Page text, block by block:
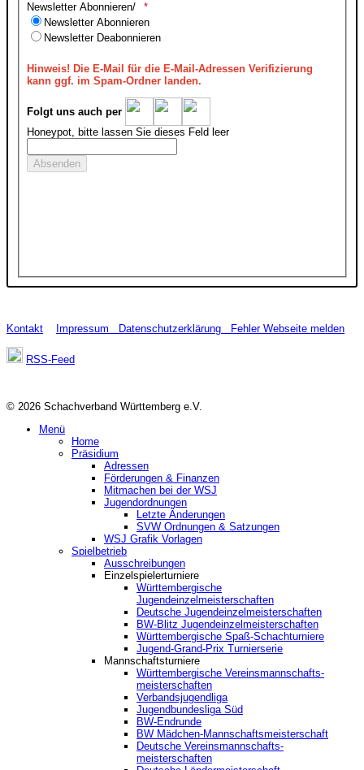
Newsletter Abonnieren/
Newsletter Abonnieren
Newsletter Deabonnieren
Hinweis! Die E-Mail für die E-Mail-Adressen Verifizierung
kann ggf. im Spam-Ordner landen.
Folgt uns auch per
Honeypot, bitte lassen Sie dieses Feld leer
Kontakt Impressum Datenschutzerklärung Fehler Webseite melden
RSS-Feed
© 2026 Schachverband Württemberg e.V.
Menü
Home
Präsidium
Adressen
Förderungen & Finanzen
Mitmachen bei der WSJ
Jugendordnungen
Letzte Änderungen
SVW Ordnungen & Satzungen
WSJ Grafik Vorlagen
Spielbetrieb
Ausschreibungen
Einzelspielerturniere
Württembergische
Jugendeinzelmeisterschaften
Deutsche Jugendeinzelmeisterschaften
BW-Blitz Jugendeinzelmeisterschaften
Württembergische Spaß-Schachturniere
Jugend-Grand-Prix Turnierserie
Mannschaftsturniere
Württembergische Vereinsmannschafts-
meisterschaften
Verbandsjugendliga
Jugendbundesliga Süd
BW-Endrunde
BW Mädchen-Mannschaftsmeisterschaft
Deutsche Vereinsmannschafts-
meisterschaften